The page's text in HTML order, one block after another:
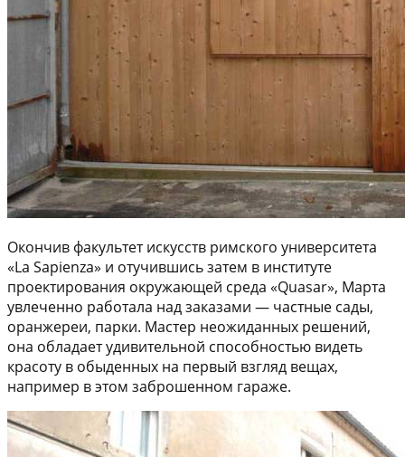
Окончив факультет искусств римского университета
«La Sapienza» и отучившись затем в институте
проектирования окружающей среда «Quasar», Марта
увлеченно работала над заказами — частные сады,
оранжереи, парки. Мастер неожиданных решений,
она обладает удивительной способностью видеть
красоту в обыденных нa первый взгляд вещах,
например в этом заброшенном гараже.